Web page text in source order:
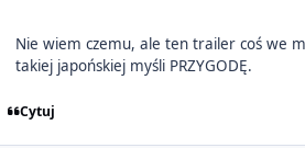
Nie wiem czemu, ale ten trailer coś we
takiej japońskiej myśli PRZYGODĘ.
Cytuj